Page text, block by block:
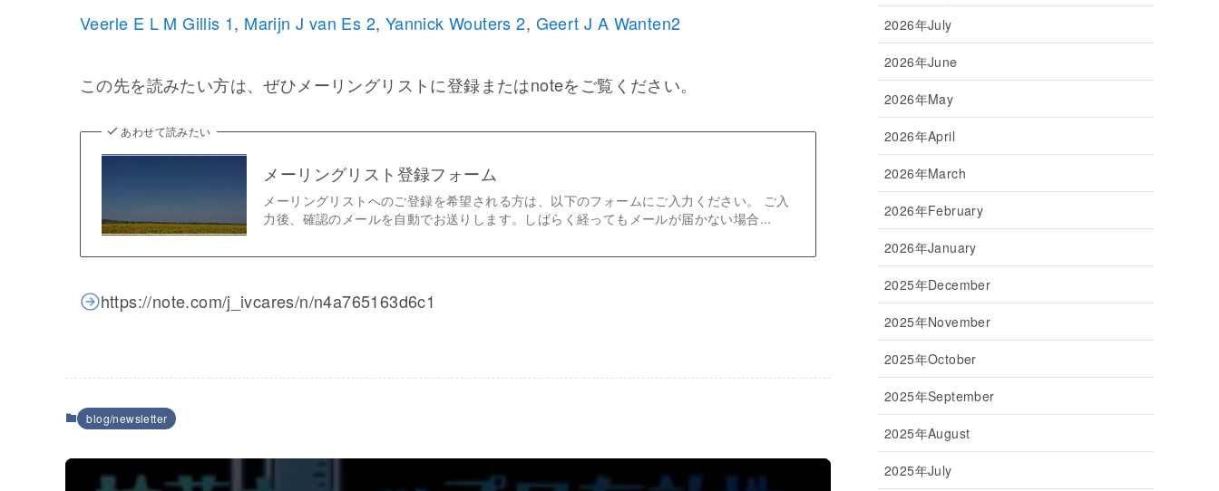
Veerle E L M Gillis 1, Marijn J van Es 2, Yannick Wouters 2, Geert J A Wanten2
この先を読みたい方は、ぜひメーリングリストに登録またはnoteをご覧ください。
あわせて読みたい
メーリングリスト登録フォーム
メーリングリストへのご登録を希望される方は、以下のフォームにご入力ください。 ご入
力後、確認のメールを自動でお送りします。しばらく経ってもメールが届かない場合...
https://note.com/j_ivcares/n/n4a765163d6c1
blog/newsletter
2026年July
2026年June
2026年May
2026年April
2026年March
2026年February
2026年January
2025年December
2025年November
2025年October
2025年September
2025年August
2025年July